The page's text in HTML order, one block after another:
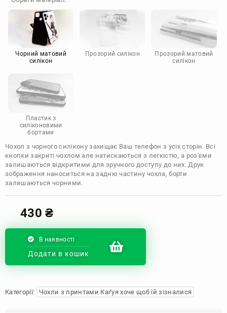
Doogee
Infinix
Sony
Motorola
Чорний матовий
силікон
Прозорий силікон
Прозорий матовий
силікон
Пластик з
силіконовими
бортами
Чохол з чорного силікону захищає Ваш телефон з усіх сторін. Всі
кнопки закриті чохлом але натискаються з легкістю, а роз'єми
залишаються відкритими для зручного доступу до них. Друк
зображення наноситься на задню частину чохла, борти
залишаються чорними.
430₴
В наявності
Додати в кошик
Категорії: Чохли з принтами Каґуя хоче щоб їй зізналися